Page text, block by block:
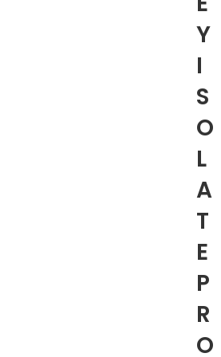
Y
I
S
O
L
A
T
E
P
R
O